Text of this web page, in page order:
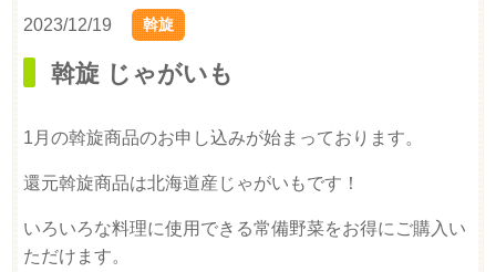
2023/12/19 斡旋
斡旋 じゃがいも
1月の斡旋商品のお申し込みが始まっております。
還元斡旋商品は北海道産じゃがいもです！
いろいろな料理に使用できる常備野菜をお得にご購入い
ただけます。